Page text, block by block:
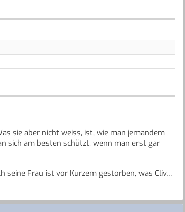
sie aber nicht weiss, ist, wie man jemandem
sich am besten schützt, wenn man erst gar
seine Frau ist vor Kurzem gestorben, was Clive
ins Krankenhaus und wird Keishas neuer